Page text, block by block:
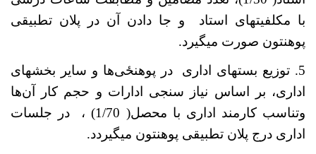
با مکلفیت­های استاد و جا دادن آن در پلان تطبیقی
پوهنتون صورت می­گیرد.
5. توزیع بست­های اداری در پوهنځی
ها و سایر بخش­های
اداری، بر اساس نیاز سنجی ادارات و حجم کار آنها
وتناسب کارمند اداری با محصل( 1/70) ، در جلسات
اداری درج پلان تطبیقی پوهنتون می­گیردد.